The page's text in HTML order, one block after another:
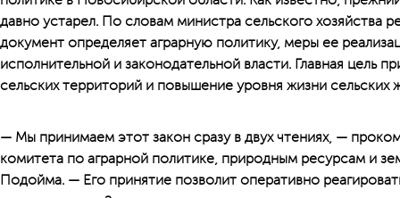
давно устарел. По словам министра сельского хозяйства
документ определяет аграрную политику, меры ее
исполнительной и законодательной власти. Главная цель
сельских территорий и повышение уровня жизни сельских
— Мы принимаем этот закон сразу в двух чтениях, —
комитета по аграрной политике, природным ресурсам и
Подойма. — Его принятие позволит оперативно